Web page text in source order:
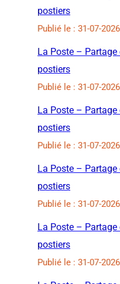
postiers
Publié le : 31-07-2026
La Poste –
postiers
Publié le : 31-07-2026
La Poste –
postiers
Publié le : 31-07-2026
La Poste –
postiers
Publié le : 31-07-2026
La Poste –
postiers
Publié le : 31-07-2026